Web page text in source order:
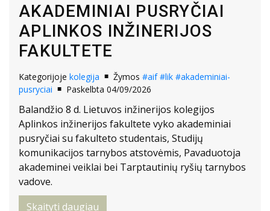
AKADEMINIAI PUSRYČIAI
APLINKOS INŽINERIJOS
FAKULTETE
Kategorijoje kolegija Žymos #aif #lik #akademiniai-
pusryciai
Paskelbta 04/09/2026
Balandžio 8 d. Lietuvos inžinerijos kolegijos
Aplinkos inžinerijos fakultete vyko akademiniai
pusryčiai su fakulteto studentais, Studijų
komunikacijos tarnybos atstovėmis, Pavaduotoja
akademinei veiklai bei Tarptautinių ryšių tarnybos
vadove.
Skaityti daugiau